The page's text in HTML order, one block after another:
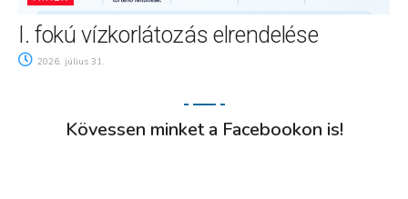
I. fokú vízkorlátozás elrendelése
2026. július 31.
Kövessen minket a Facebookon is!